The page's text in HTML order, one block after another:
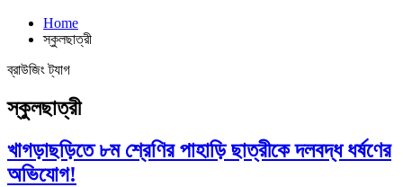
Home
স্কুলছাত্রী
ব্রাউজিং ট্যাগ
স্কুলছাত্রী
খাগড়াছড়িতে ৮ম শ্রেণির পাহাড়ি ছাত্রীকে দলবদ্ধ ধর্ষণের
অভিযোগ!